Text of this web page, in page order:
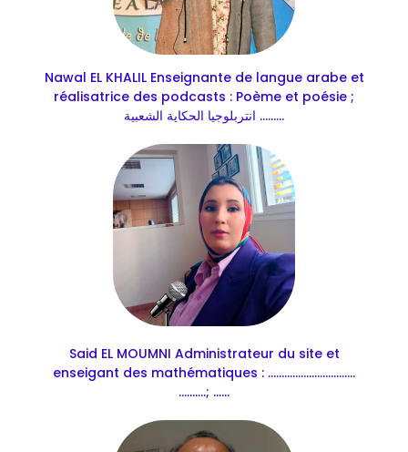
Nawal EL KHALIL Enseignante de langue arabe et
réalisatrice des podcasts : Poème et poésie ;
انتربلوجيا الحكاية الشعبية .........
Said EL MOUMNI Administrateur du site et
enseigant des mathématiques : ................................
..........; ......